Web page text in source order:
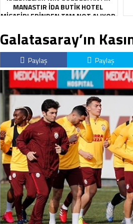
MANASTIR İDA BUTIK HOTEL
MISAFIRLERINDEN TAM NOT ALIYOR
Galatasaray’ın
Paylaş Paylaş